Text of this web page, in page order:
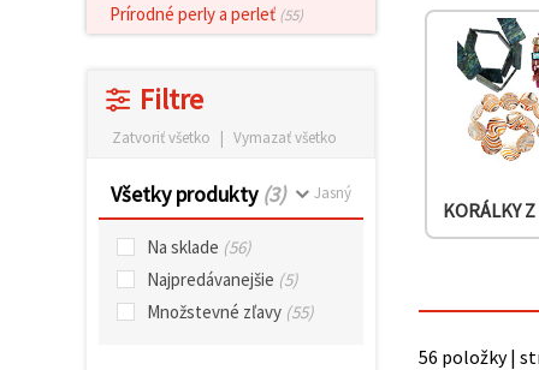
Prírodné perly a perleť (55)
Filtre
Zatvoriť všetko | Vymazať všetko
Všetky produkty (3) Jasný
Na sklade (56)
Najpredávanejšie (5)
Množstevné zľavy (55)
KORÁLKY
56 položky |